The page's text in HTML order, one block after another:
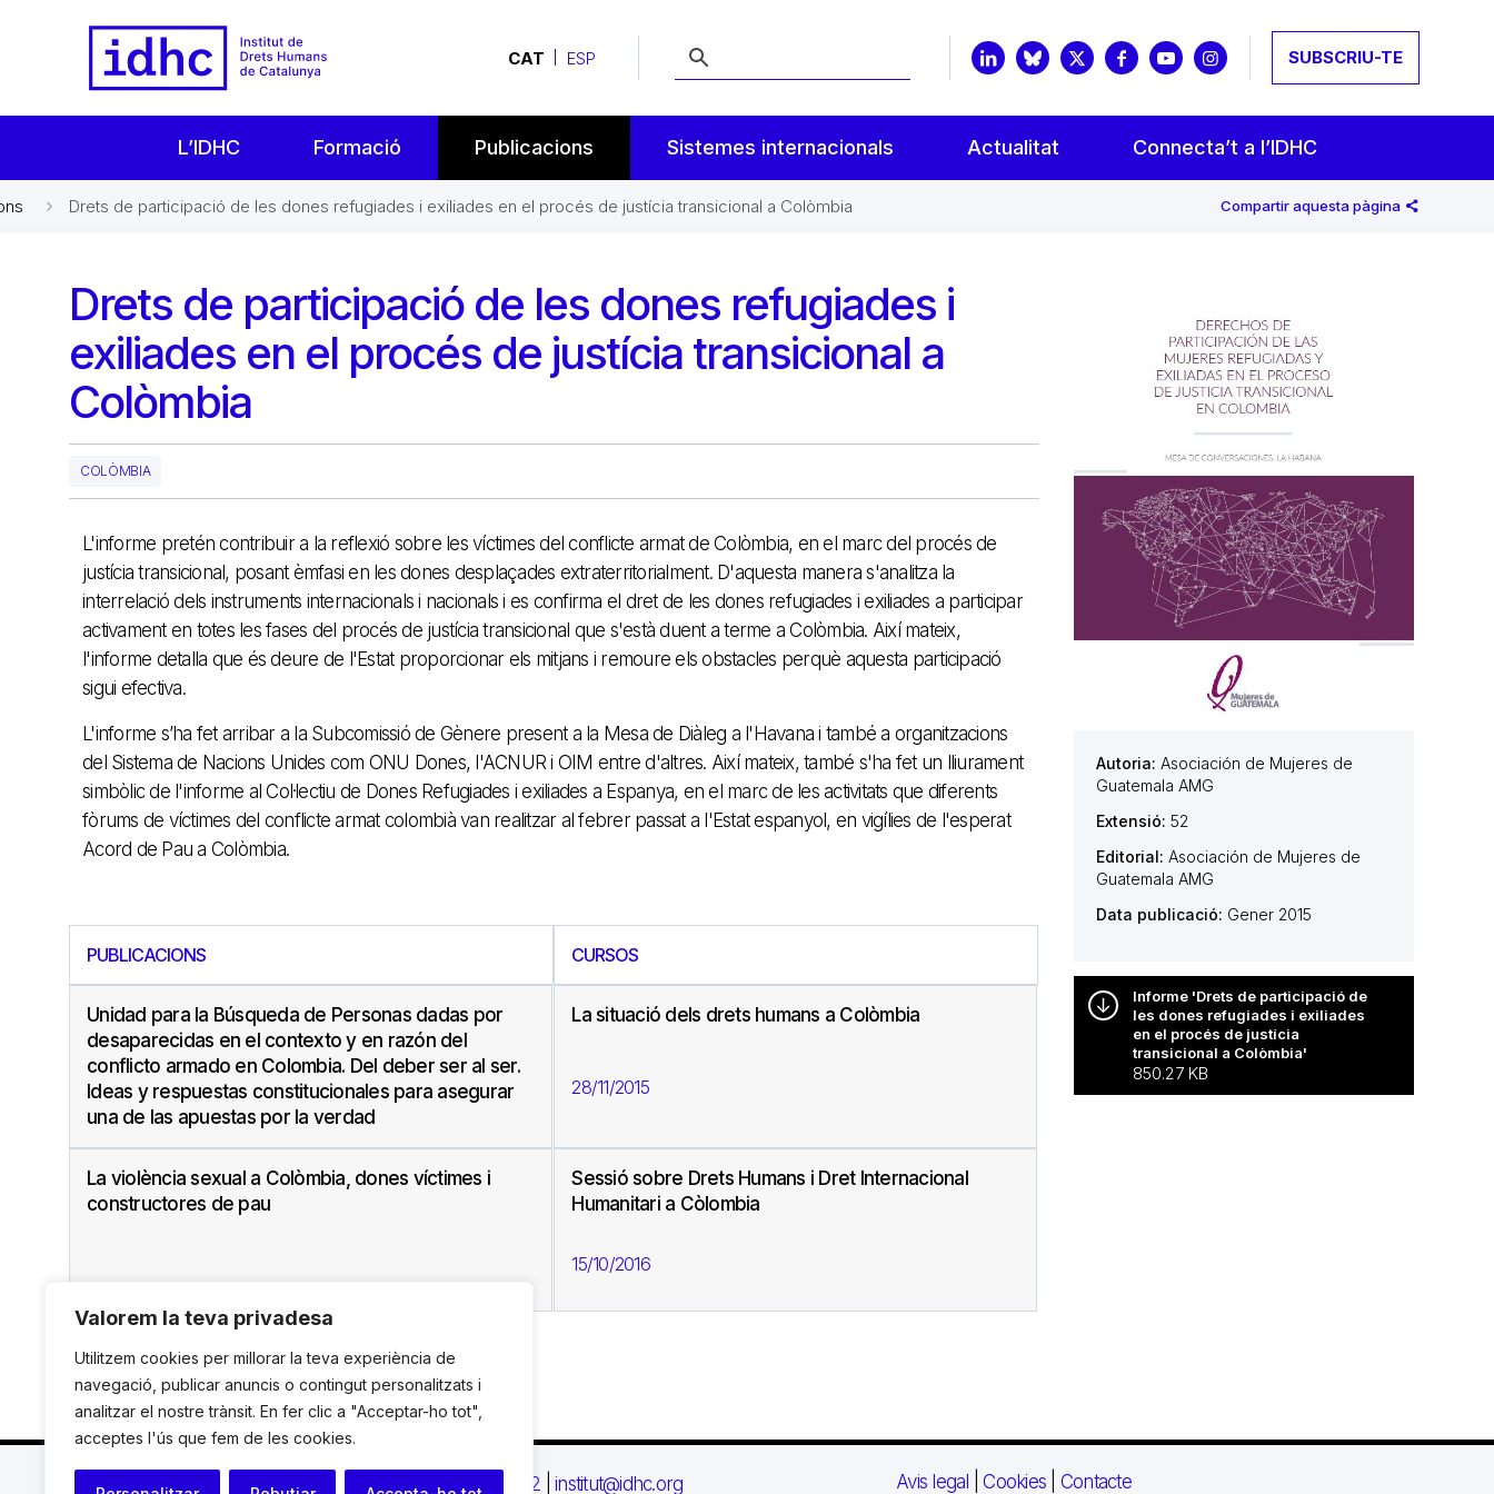
Valorem la teva privadesa
Utilitzem cookies per millorar la teva experiència de
navegació, publicar anuncis o contingut personalitzats i
analitzar el nostre trànsit. En fer clic a "Acceptar-ho tot",
acceptes l'ús que fem de les cookies.
CAT ESP SUBSCRIU-TE
L’IDHC Formació Publicacions Sistemes internacionals Actualitat Connecta’t a l’IDHC
Drets de participació de les dones refugiades i exiliades en el procés de justícia transicional a Colòmbia Compartir aquesta pàgina
Drets de participació de les dones refugiades i
exiliades en el procés de justícia transicional a
Colòmbia
COLÒMBIA
L'informe pretén contribuir a la reflexió sobre les víctimes del conflicte armat de Colòmbia, en el marc del procés de
justícia transicional, posant èmfasi en les dones desplaçades extraterritorialment. D'aquesta manera s'analitza la
interrelació dels instruments internacionals i nacionals i es confirma el dret de les dones refugiades i exiliades a participar
activament en totes les fases del procés de justícia transicional que s'està duent a terme a Colòmbia. Així mateix,
l'informe detalla que és deure de l'Estat proporcionar els mitjans i remoure els obstacles perquè aquesta participació
sigui efectiva.
L'informe s’ha fet arribar a la Subcomissió de Gènere present a la Mesa de Diàleg a l'Havana i també a organitzacions
del Sistema de Nacions Unides com ONU Dones, l'ACNUR i OIM entre d'altres. Així mateix, també s'ha fet un lliurament
simbòlic de l'informe al Col·lectiu de Dones Refugiades i exiliades a Espanya, en el marc de les activitats que diferents
fòrums de víctimes del conflicte armat colombià van realitzar al febrer passat a l'Estat espanyol, en vigílies de l'esperat
Acord de Pau a Colòmbia.
PUBLICACIONS
Unidad para la Búsqueda de Personas dadas por
desaparecidas en el contexto y en razón del
conflicto armado en Colombia. Del deber ser al ser.
Ideas y respuestas constitucionales para asegurar
una de las apuestas por la verdad
La violència sexual a Colòmbia, dones víctimes i
constructores de pau
CURSOS
La situació dels drets humans a Colòmbia
28/11/2015
Sessió sobre Drets Humans i Dret Internacional
Humanitari a Còlombia
15/10/2016
Autoria: Asociación de Mujeres de
Guatemala AMG
Extensió: 52
Editorial: Asociación de Mujeres de
Guatemala AMG
Data publicació: Gener 2015
Informe 'Drets de participació de
les dones refugiades i exiliades
en el procés de justícia
transicional a Colòmbia'
850.27 KB
C. Avinyó 44, 2n | 08002 Barcelona | T.: +34 93 119 03 72 institut@idhc.org Avis legal |Cookies Contacte